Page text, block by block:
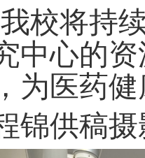
校将持
中心的
为医药
锦供稿